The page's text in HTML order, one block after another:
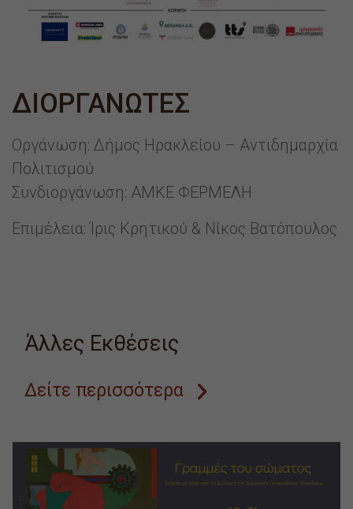
ΔΙΟΡΓΑΝΩΤΕΣ
Οργάνωση: Δήμος Ηρακλείου – Αντιδημαρχία
Πολιτισμού
Συνδιοργάνωση: ΑΜΚΕ ΦΕΡΜΕΛΗ
Επιμέλεια: Ίρις Κρητικού & Νίκος Βατόπουλος
Άλλες Εκθέσεις
Δείτε περισσότερα